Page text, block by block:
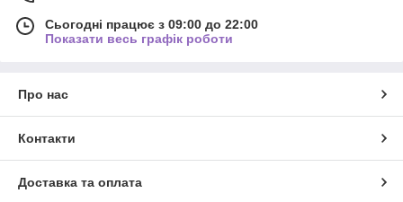
Сьогодні працює з 09:00 до 22:00
Показати весь графік роботи
Про нас
Контакти
Доставка та оплата